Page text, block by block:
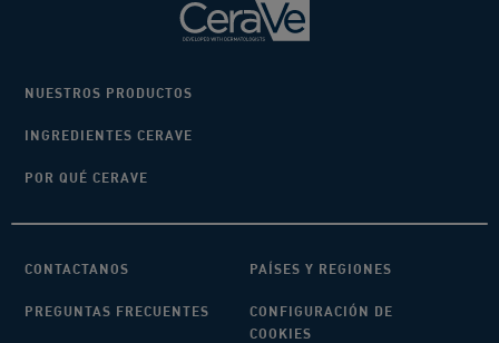
NUESTROS PRODUCTOS
INGREDIENTES CERAVE
POR QUÉ CERAVE
CONTACTANOS PAÍSES Y REGIONES
PREGUNTAS FRECUENTES
CONFIGURACIÓN DE
COOKIES